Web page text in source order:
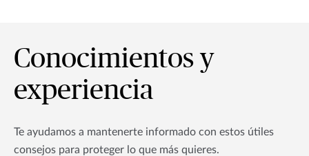
Conocimientos y
experiencia
Te ayudamos a mantenerte informado con estos útiles
consejos para proteger lo que más quieres.